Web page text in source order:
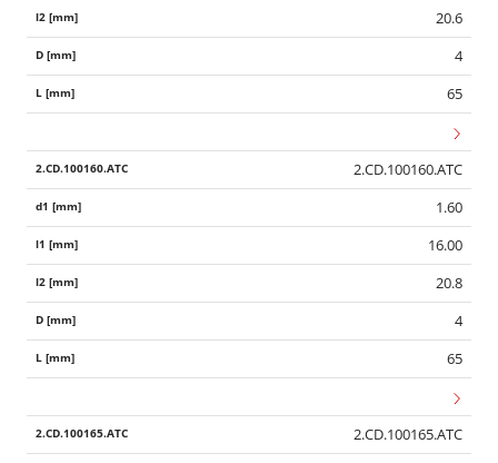
20.6
4
65
2.CD.100160.ATC
1.60
16.00
20.8
4
65
2.CD.100165.ATC